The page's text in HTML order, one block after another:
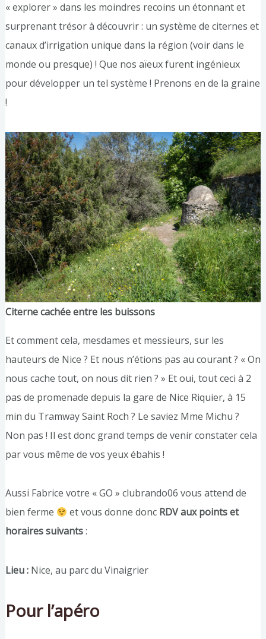
« explorer » dans les moindres recoins un étonnant et
surprenant trésor à découvrir : un système de citernes et
canaux d’irrigation unique dans la région (voir dans le
monde ou presque) ! Que nos aïeux furent ingénieux
pour développer un tel système ! Prenons en de la graine
!
Citerne cachée entre les buissons
Et comment cela, mesdames et messieurs, sur les
hauteurs de Nice ? Et nous n’étions pas au courant ? « On
nous cache tout, on nous dit rien ? » Et oui, tout ceci à 2
pas de promenade depuis la gare de Nice Riquier, à 15
min du Tramway Saint Roch ? Le saviez Mme Michu ?
Non pas ! Il est donc grand temps de venir constater cela
par vous même de vos yeux ébahis !
Aussi Fabrice votre « GO » clubrando06 vous attend de
bien ferme
et vous donne doncRDV aux points et
horaires suivants:
Lieu : Nice, au parc du Vinaigrier
Pour l’apéro